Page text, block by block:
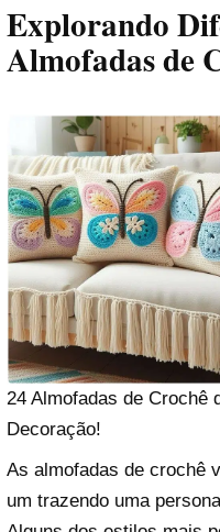
Explorando
Almofadas de
24 Almofadas de Crochê
Decoração!
As almofadas de crochê
um trazendo uma